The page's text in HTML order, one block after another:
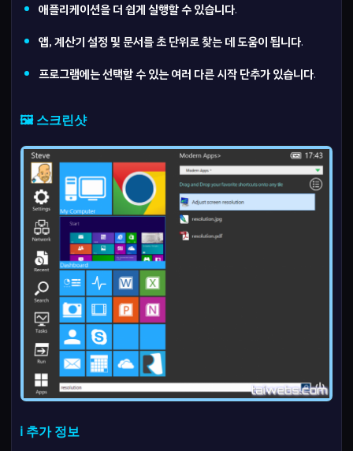
애플리케이션을 더 쉽게 실행할 수 있습니다.
앱, 계산기 설정 및 문서를 초 단위로 찾는 데 도움이 됩니다.
프로그램에는 선택할 수 있는 여러 다른 시작 단추가 있습니다.
🖼️ 스크린샷
ℹ️ 추가 정보